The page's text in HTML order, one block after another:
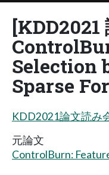
[KDD2021
Selection
Sparse
KDD2021論文読み
元論文
ControlBurn: